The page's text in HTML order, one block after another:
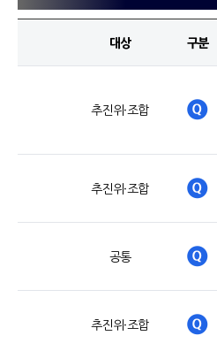
대상 구분
추진위·조합
추진위·조합
공통
추진위·조합